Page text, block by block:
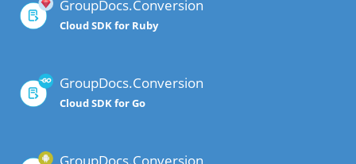
GroupDocs.Conversion
Cloud SDK for Ruby
GroupDocs.Conversion
Cloud SDK for Go